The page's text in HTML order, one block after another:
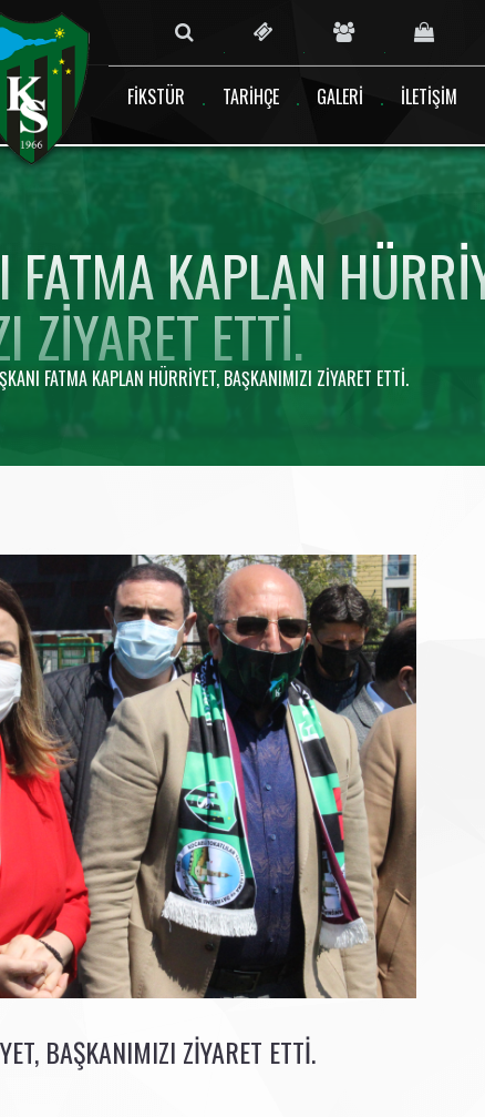
FIKSTÜR TARIHÇE GALERI İLETIŞIM
KAPLAN
ZIYARET ETTI.
FATMA KAPLAN HÜRRIYET, BAŞKANIMIZI ZIYARET ETTI.
BAŞKANIMIZI ZIYARET ETTI.